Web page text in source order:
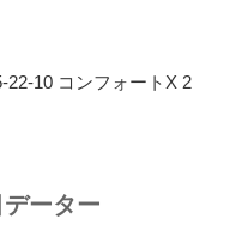
10 コンフォートX 2
ーター